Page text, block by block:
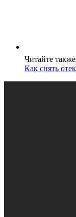
Читайте
Как снять